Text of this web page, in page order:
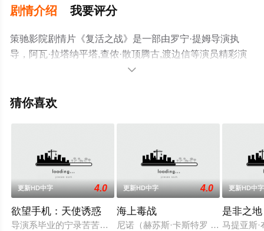
剧情介绍 我要评分
策驰影院剧情片《复活之战》是一部由罗宁·提姆导演执
导，阿瓦·拉塔纳平塔,查侬·散顶腾古,渡边信等演员精彩演
绎的泰国电影，手机免费观看高清无删减完整版电影大全
猫或剧情网等平台了解。

猜你喜欢
更新HD中字 4.0
欲望手机：天使诱惑
导演系毕业的宁录苦苦奋斗多年创作出一份满意的剧本，但却
更新HD中字 4.0
海上毒战
尼诺（赫苏斯·卡斯特罗 Jesús
更新HD中字
是非之地
马提亚斯